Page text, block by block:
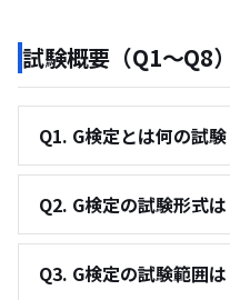
試験概要（Q1〜Q8）
Q1. G検定とは何の試験
Q2. G検定の試験形式は
Q3. G検定の試験範囲は